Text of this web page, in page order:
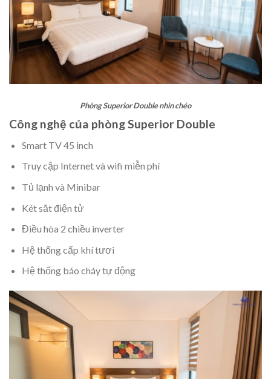
Phòng Superior Double nhìn chéo
Công nghệ của phòng Superior Double
Smart TV 45 inch
Truy cập Internet và wifi miễn phí
Tủ lạnh và Minibar
Két săt điện tử
Điều hòa 2 chiều inverter
Hệ thống cấp khí tươi
Hệ thống báo cháy tự động